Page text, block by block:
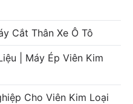
Cắt Thân Xe Ô Tô
| Máy Ép Viên Kim
Cho Viên Kim Loại